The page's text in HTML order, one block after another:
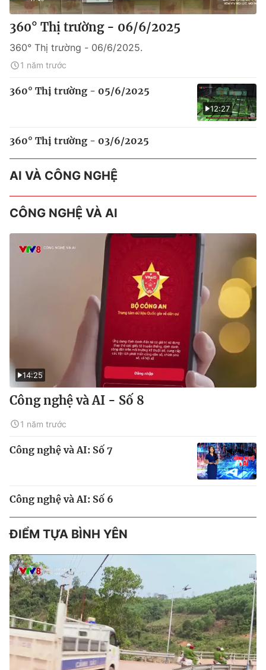
360° Thị trường - 06/6/2025
360° Thị trường - 06/6/2025.
1 năm trước
12:27
360° Thị trường - 05/6/2025
360° Thị trường - 03/6/2025
AI VÀ CÔNG NGHỆ
CÔNG NGHỆ VÀ AI
14:25
Công nghệ và AI - Số 8
1 năm trước
Công nghệ và AI: Số 7
Công nghệ và AI: Số 6
ĐIỂM TỰA BÌNH YÊN